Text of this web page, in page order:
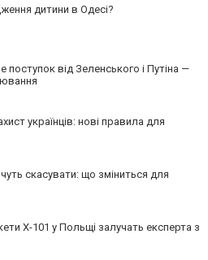
дитини в Одесі?
від Зеленського і Путіна —
українців: нові правила для
скасувати: що зміниться для
Х-101 у Польщі залучать експерта з